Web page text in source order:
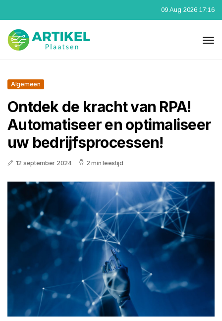
09 Aug 2026 17:16
Algemeen
Ontdek de kracht van RPA!
Automatiseer en optimaliseer
uw bedrijfsprocessen!
12 september 2024 2 min leestijd